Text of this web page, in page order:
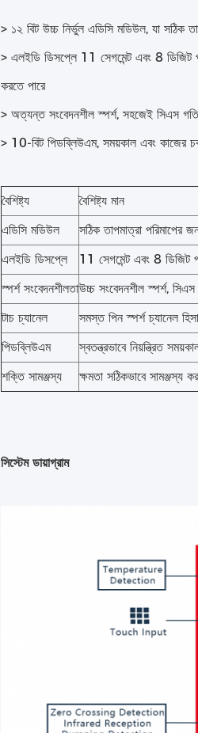
> ১২ বিট উচ্চ নির্ভুল এডিসি মডিউল, যা সঠিক
> এলইডি ডিসপ্লে 11 সেগমেন্ট এবং 8 ডিজিট
করতে পারে
> অত্যন্ত সংবেদনশীল স্পর্শ, সহজেই সিএস
> 10-বিট পিডব্লিউএম, সময়কাল এবং কাজের
বৈশিষ্ট্য
বৈশিষ্ট্য মান
এডিসি মডিউল
সঠিক তাপমাত্রা পরিমাপের
এলইডি ডিসপ্লে
11 সেগমেন্ট এবং 8 ডিজিট
স্পর্শ সংবেদনশীলতাউচ্চ সংবেদনশীল স্পর্শ,
টাচ চ্যানেল
সমস্ত পিন স্পর্শ চ্যানেল
পিডব্লিউএম
স্বতন্ত্রভাবে নিয়ন্ত্রিত
শক্তি সামঞ্জস্য
ক্ষমতা সঠিকভাবে সামঞ্জস্য
সিস্টেম ডায়াগ্রাম